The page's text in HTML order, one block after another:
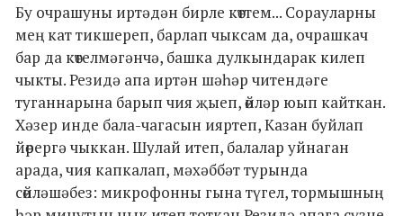
Бу очрашуны иртәдән бирле көттем... Сорауларны
мең кат тикшереп, барлап чыксам да, очрашкач
бар да көтелмәгәнчә, башка дулкындарак килеп
чыкты. Резидә апа иртән шәһәр читендәге
туганнарына барып чия җыеп, өйләр юып кайткан.
Хәзер инде бала-чагасын ияртеп, Казан буйлап
йөрергә чыккан. Шулай итеп, балалар уйнаган
арада, чия капкалап, мәхәббәт турында
сөйләшәбез: микрофонны гына түгел, тормышның